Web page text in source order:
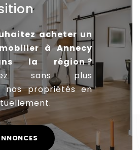
acheter un
à Annecy
la région ?
sans plus
nos propriétés en